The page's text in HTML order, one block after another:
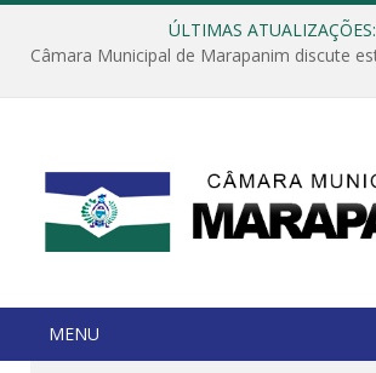
ÚLTIMAS ATUALIZAÇÕES:
MENU